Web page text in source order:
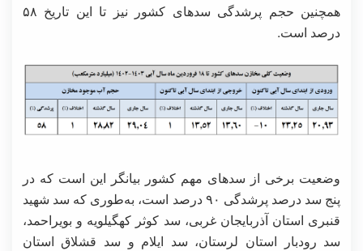
همچنین حجم پرشدگی سدهای کشور نیز تا این تاریخ ۵۸
درصد است.
وضعیت برخی از سدهای مهم کشور بیانگر این است که در
پنج سد درصد پرشدگی ۹۰ درصد است، به‌طوری‌ که سد شهید
قنبری استان آذربایجان غربی، سد کوثر کهگیلویه و بویراحمد،
سد رودبار استان لرستان، سد ایلام و سد قشلاق استان